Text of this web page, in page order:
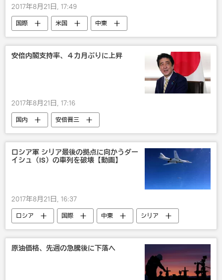
2017年8月21日, 17:49
国際 米国
中東
ドナルド・トランプ
安倍内閣支持率、４カ月ぶりに上昇
2017年8月21日, 17:16
国内 安倍晋三
ロシア軍 シリア最後の拠点に向かうダー
イシュ（IS）の車列を破壊【動画】
2017年8月21日, 16:37
ロシア 国際 中東
シリア
ロシア軍
ISIS
原油価格、先週の急騰後に下落へ